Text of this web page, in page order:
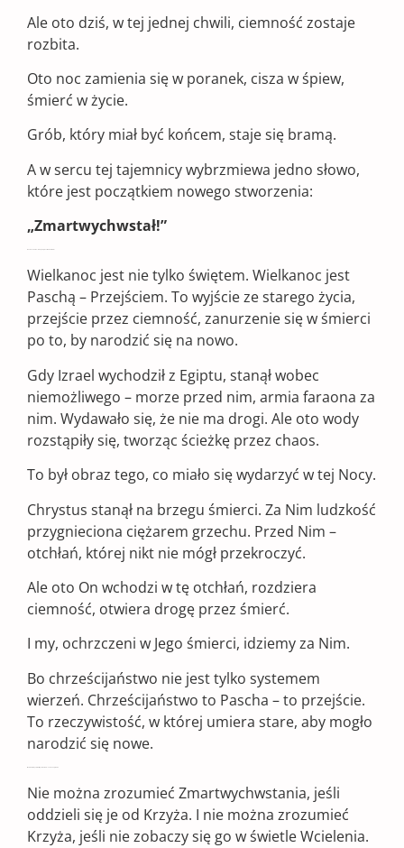
Ale oto dziś, w tej jednej chwili, ciemność zostaje
rozbita.
Oto noc zamienia się w poranek, cisza w śpiew,
śmierć w życie.
Grób, który miał być końcem, staje się bramą.
A w sercu tej tajemnicy wybrzmiewa jedno słowo,
które jest początkiem nowego stworzenia:
„Zmartwychwstał!”
Wielkanoc jest nie tylko świętem. Wielkanoc jest
Paschą – Przejściem. To wyjście ze starego życia,
przejście przez ciemność, zanurzenie się w śmierci
po to, by narodzić się na nowo.
Gdy Izrael wychodził z Egiptu, stanął wobec
niemożliwego – morze przed nim, armia faraona za
nim. Wydawało się, że nie ma drogi. Ale oto wody
rozstąpiły się, tworząc ścieżkę przez chaos.
To był obraz tego, co miało się wydarzyć w tej Nocy.
Chrystus stanął na brzegu śmierci. Za Nim ludzkość
przygnieciona ciężarem grzechu. Przed Nim –
otchłań, której nikt nie mógł przekroczyć.
Ale oto On wchodzi w tę otchłań, rozdziera
ciemność, otwiera drogę przez śmierć.
I my, ochrzczeni w Jego śmierci, idziemy za Nim.
Bo chrześcijaństwo nie jest tylko systemem
wierzeń. Chrześcijaństwo to Pascha – to przejście.
To rzeczywistość, w której umiera stare, aby mogło
narodzić się nowe.
Nie można zrozumieć Zmartwychwstania, jeśli
oddzieli się je od Krzyża. I nie można zrozumieć
Krzyża, jeśli nie zobaczy się go w świetle Wcielenia.